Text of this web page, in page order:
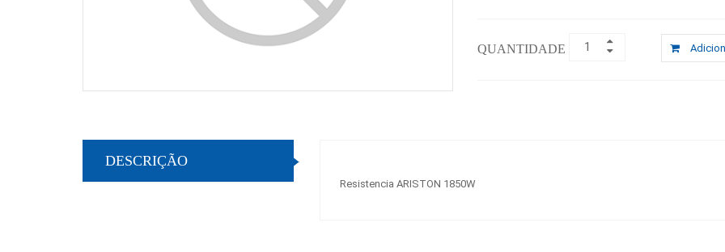
QUANTIDADE :
DESCRIÇÃO
Resistencia ARISTON 1850W